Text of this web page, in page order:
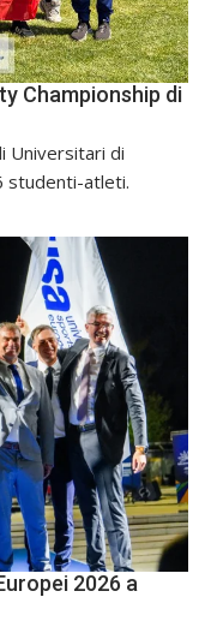
Championship di
Universitari di
studenti-atleti.
2026 a